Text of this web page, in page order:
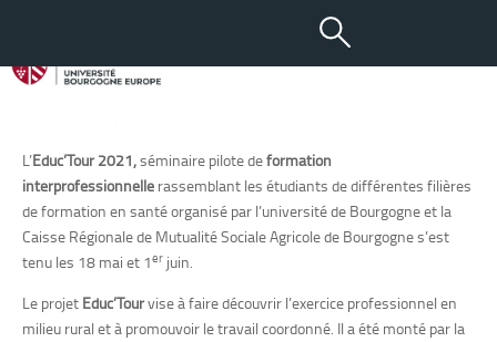
13 DÉC 2021
Le projet Educ’Tour
L’Educ’Tour 2021,séminaire pilote deformation
interprofessionnelle rassemblant les étudiants de différentes filières
de formation en santéorganisé par l’université de Bourgogne et la
Caisse Régionale de Mutualité Sociale Agricole de Bourgogne s’est
tenu les 18 mai et 1er juin.
Le projet Educ’Tourvise à faire découvrir l’exercice professionnel en
milieu rural et à promouvoir le travail coordonné. Il a été monté par la